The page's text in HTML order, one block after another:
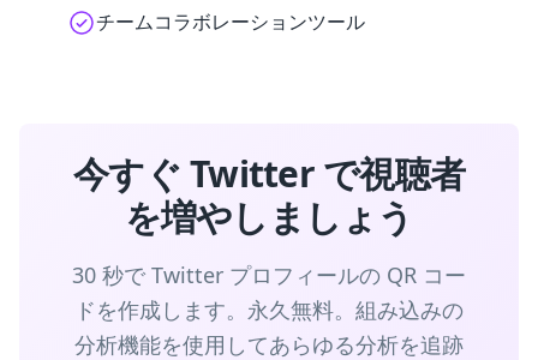
チームコラボレーションツール
今すぐ Twitter で視聴者
を増やしましょう
30 秒で Twitter プロフィールの QR コー
ドを作成します。永久無料。組み込みの
分析機能を使用してあらゆる分析を追跡